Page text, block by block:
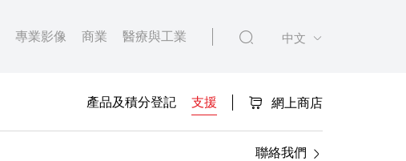
專業影像 商業 醫療與工業 中文
產品及積分登記 支援 網上商店
聯絡我們